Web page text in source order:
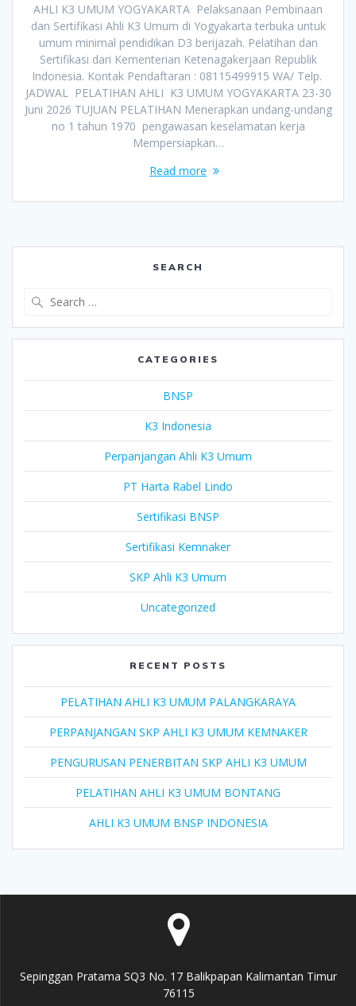
AHLI K3 UMUM YOGYAKARTA Pelaksanaan Pembinaan
dan Sertifikasi Ahli K3 Umum di Yogyakarta terbuka untuk
umum minimal pendidikan D3 berijazah. Pelatihan dan
Sertifikasi dari Kementerian Ketenagakerjaan Republik
Indonesia. Kontak Pendaftaran : 08115499915 WA/ Telp.
JADWAL PELATIHAN AHLI K3 UMUM YOGYAKARTA 23-30
Juni 2026 TUJUAN PELATIHAN Menerapkan undang-undang
no 1 tahun 1970 pengawasan keselamatan kerja
Mempersiapkan…
Read more
SEARCH
CATEGORIES
BNSP
K3 Indonesia
Perpanjangan Ahli K3 Umum
PT Harta Rabel Lindo
Sertifikasi BNSP
Sertifikasi Kemnaker
SKP Ahli K3 Umum
Uncategorized
RECENT POSTS
PELATIHAN AHLI K3 UMUM PALANGKARAYA
PERPANJANGAN SKP AHLI K3 UMUM KEMNAKER
PENGURUSAN PENERBITAN SKP AHLI K3 UMUM
PELATIHAN AHLI K3 UMUM BONTANG
AHLI K3 UMUM BNSP INDONESIA
Sepinggan Pratama SQ3 No. 17 Balikpapan Kalimantan Timur
76115